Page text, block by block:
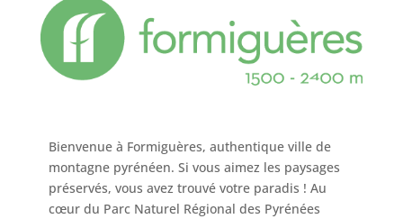
Bienvenue à Formiguères, authentique ville de
montagne pyrénéen. Si vous aimez les paysages
préservés, vous avez trouvé votre paradis ! Au
cœur du Parc Naturel Régional des Pyrénées